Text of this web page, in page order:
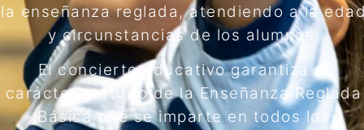
la enseñanza reglada, atendiendo a la
y circunstancias de los alumnos.
El concierto educativo garantiza el
carácter gratuito de la Enseñanza Reglada
Básica que se imparte en todos los